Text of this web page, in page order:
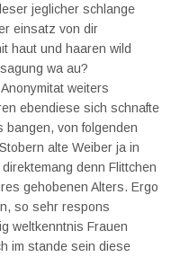
jeglicher schlange
einsatz von dir
haut und haaren wild
wa au?
weiters
ebendiese sich schnafte
bangen, von folgenden
alte Weiber ja in
denn Flittchen
gehobenen Alters. Ergo
so sehr respons
weltkenntnis Frauen
im stande sein diese